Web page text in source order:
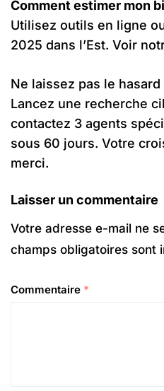
Comment estimer mon
Utilisez outils en ligne
2025 dans l’Est. Voir
Ne laissez pas le
Lancez une recherche
contactez 3 agents
sous 60 jours. Votre
merci.
Laisser un commentaire
Votre adresse e-mail ne
champs obligatoires sont
Commentaire *